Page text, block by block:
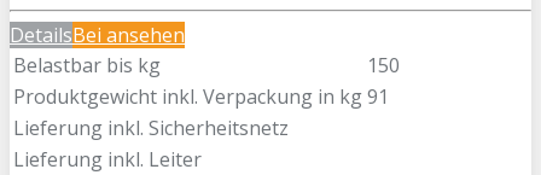
DetailsBei ansehen
Belastbar bis kg
150
Produktgewicht inkl. Verpackung in kg91
Lieferung inkl. Sicherheitsnetz
Lieferung inkl. Leiter